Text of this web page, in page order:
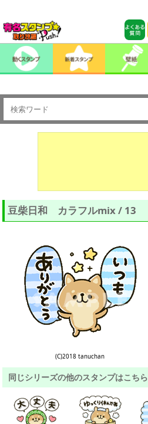
豆柴日和 カラフルmix / 13
(C)2018 tanuchan
同じシリーズの他のスタンプはこちら